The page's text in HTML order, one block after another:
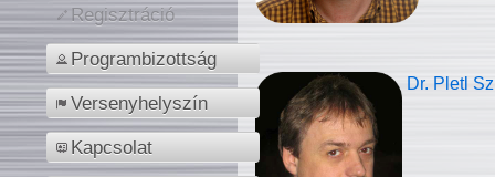
Regisztráció
Programbizottság
Versenyhelyszín
Kapcsolat
Dr. Pletl